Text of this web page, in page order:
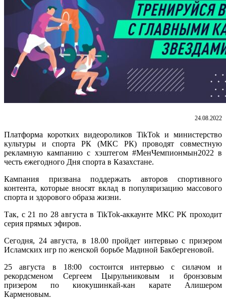
24.08.2022
Платформа коротких видеороликов TikTok и министерство
культуры и спорта РК (МКС РК) проводят совместную
рекламную кампанию с хэштегом #МенЧемпионмын2022 в
честь ежегодного Дня спорта в Казахстане.
Кампания призвана поддержать авторов спортивного
контента, которые вносят вклад в популяризацию массового
спорта и здорового образа жизни.
Так, с 21 по 28 августа в TikTok-аккаунте МКС РК проходит
серия прямых эфиров.
Сегодня, 24 августа, в 18.00 пройдет интервью с призером
Исламских игр по женской борьбе Мадиной Бакбергеновой.
25 августа в 18:00 состоится интервью с силачом и
рекордсменом Сергеем Цырульниковым и бронзовым
призером по киокушинкай-кан карате Алишером
Карменовым.